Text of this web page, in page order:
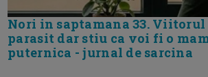
Nori in saptamana 33. Viitorul
parasit dar stiu ca voi fi o
puternica - jurnal de sarcina